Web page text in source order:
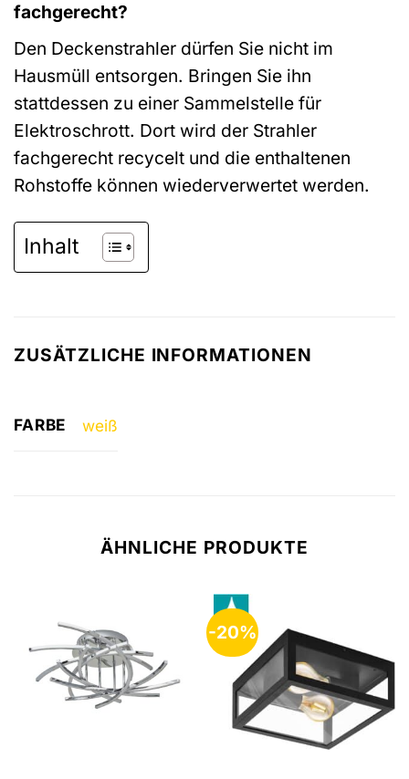
fachgerecht?
Den Deckenstrahler dürfen Sie nicht im
Hausmüll entsorgen. Bringen Sie ihn
stattdessen zu einer Sammelstelle für
Elektroschrott. Dort wird der Strahler
fachgerecht recycelt und die enthaltenen
Rohstoffe können wiederverwertet werden.
Inhalt
ZUSÄTZLICHE INFORMATIONEN
FARBE weiß
ÄHNLICHE PRODUKTE
-20%